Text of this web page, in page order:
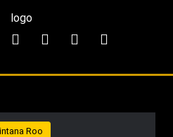
Roo